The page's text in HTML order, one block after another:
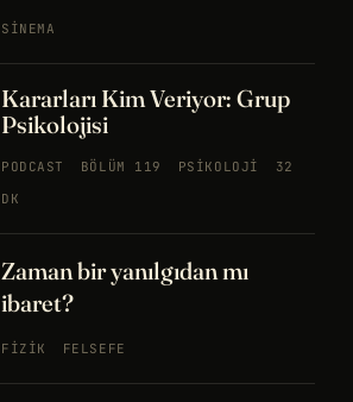
SINEMA
Kararları Kim Veriyor: Grup
Psikolojisi
PODCAST BÖLÜM 119 PSIKOLOJI
32
DK
Zaman bir yanılgıdan mı
ibaret?
FIZIK FELSEFE